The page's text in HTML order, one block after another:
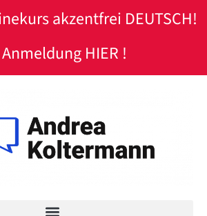
akzentfrei DEUTSCH!
Anmeldung HIER !